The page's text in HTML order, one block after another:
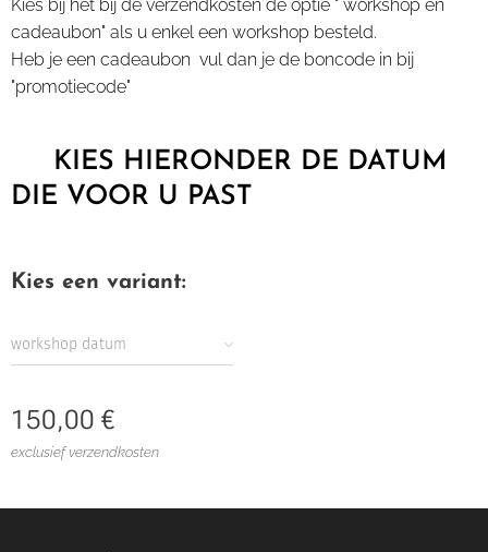
Kies bij het bij de verzendkosten de optie " workshop en
cadeaubon" als u enkel een workshop besteld.
Heb je een cadeaubon vul dan je de boncode in bij
"promotiecode"
KIES HIERONDER DE DATUM
DIE VOOR U PAST
Kies een variant:
workshop datum
150,00 €
exclusief verzendkosten